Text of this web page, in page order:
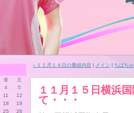
金
土
4
5
11
12
18
19
25
26
« １１月１４日の番組内容 | メイン | ちばち
１１月１５日横浜
て・・・